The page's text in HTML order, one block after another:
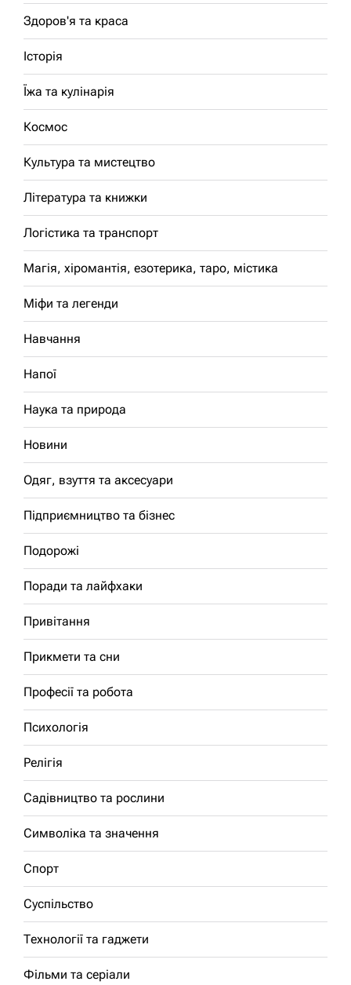
Здоров'я та краса
Історія
Їжа та кулінарія
Космос
Культура та мистецтво
Література та книжки
Логістика та транспорт
Магія, хіромантія, езотерика, таро, містика
Міфи та легенди
Навчання
Напої
Наука та природа
Новини
Одяг, взуття та аксесуари
Підприємництво та бізнес
Подорожі
Поради та лайфхаки
Привітання
Прикмети та сни
Професії та робота
Психологія
Релігія
Садівництво та рослини
Символіка та значення
Спорт
Суспільство
Технології та гаджети
Фільми та серіали